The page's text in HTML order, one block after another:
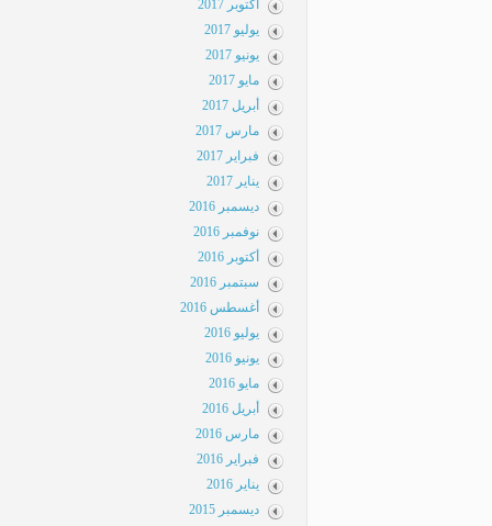
أكتوبر 2017
يوليو 2017
يونيو 2017
مايو 2017
أبريل 2017
مارس 2017
فبراير 2017
يناير 2017
ديسمبر 2016
نوفمبر 2016
أكتوبر 2016
سبتمبر 2016
أغسطس 2016
يوليو 2016
يونيو 2016
مايو 2016
أبريل 2016
مارس 2016
فبراير 2016
يناير 2016
ديسمبر 2015